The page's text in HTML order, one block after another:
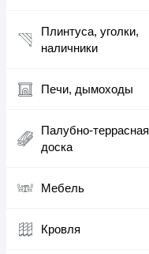
Плинтуса, уголки,
наличники
Печи, дымоходы
Палубно-террасная
доска
Мебель
Кровля